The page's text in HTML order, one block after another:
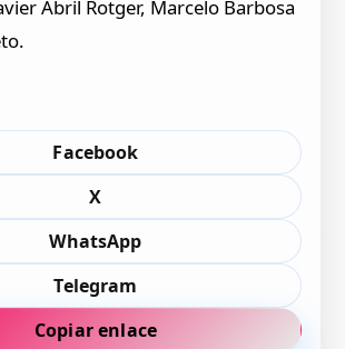
Abril Rotger, Marcelo Barbosa
Facebook
X
WhatsApp
Telegram
Copiar enlace